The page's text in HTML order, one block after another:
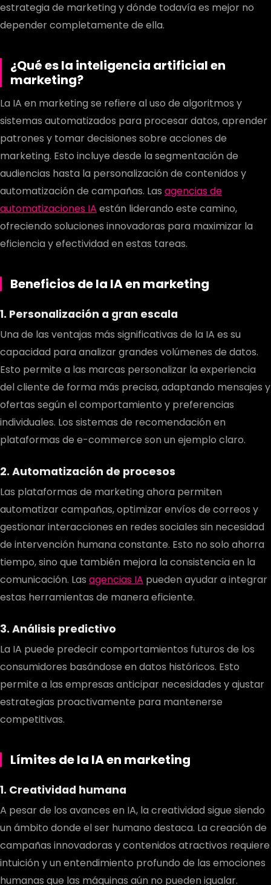
estrategia de marketing y dónde todavía es mejor no
depender completamente de ella.
¿Qué es la inteligencia artificial en
marketing?
La IA en marketing se refiere al uso de algoritmos y
sistemas automatizados para procesar datos, aprender
patrones y tomar decisiones sobre acciones de
marketing. Esto incluye desde la segmentación de
audiencias hasta la personalización de contenidos y
automatización de campañas. Las agencias de
automatizaciones IA están liderando este camino,
ofreciendo soluciones innovadoras para maximizar la
eficiencia y efectividad en estas tareas.
Beneficios de la IA en marketing
1. Personalización a gran escala
Una de las ventajas más significativas de la IA es su
capacidad para analizar grandes volúmenes de datos.
Esto permite a las marcas personalizar la experiencia
del cliente de forma más precisa, adaptando mensajes y
ofertas según el comportamiento y preferencias
individuales. Los sistemas de recomendación en
plataformas de e-commerce son un ejemplo claro.
2. Automatización de procesos
Las plataformas de marketing ahora permiten
automatizar campañas, optimizar envíos de correos y
gestionar interacciones en redes sociales sin necesidad
de intervención humana constante. Esto no solo ahorra
tiempo, sino que también mejora la consistencia en la
comunicación. Las agencias IA pueden ayudar a integrar
estas herramientas de manera eficiente.
3. Análisis predictivo
La IA puede predecir comportamientos futuros de los
consumidores basándose en datos históricos. Esto
permite a las empresas anticipar necesidades y ajustar
estrategias proactivamente para mantenerse
competitivas.
Límites de la IA en marketing
1. Creatividad humana
A pesar de los avances en IA, la creatividad sigue siendo
un ámbito donde el ser humano destaca. La creación de
campañas innovadoras y contenidos atractivos requiere
intuición y un entendimiento profundo de las emociones
humanas que las máquinas aún no pueden igualar.